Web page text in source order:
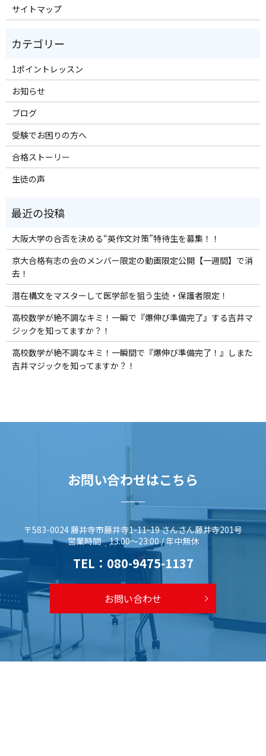
サイトマップ
1ポイントレッスン
お知らせ
ブログ
受験でお困りの方へ
合格ストーリー
生徒の声
大阪大学の合否を決める“英作文対策”特待生を募集！！
京大合格有志の会のメンバー限定の動画限定公開【一週間】で消
去！
潜在構文をマスターして医学部を狙う生徒・保護者限定！
高校数学が絶不調なキミ！一瞬で『爆伸び準備完了』する吉井マ
ジックを知ってますか？！
高校数学が絶不調なキミ！一瞬間で『爆伸び準備完了！』しまた
吉井マジックを知ってますか？！
お問い合わせはこちら
〒583-0024 藤井寺市藤井寺1-11-19 さんさん藤井寺201号
営業時間 13:00～23:00 / 年中無休
TEL： 080-9475-1137
お問い合わせ